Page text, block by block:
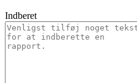
Indberet